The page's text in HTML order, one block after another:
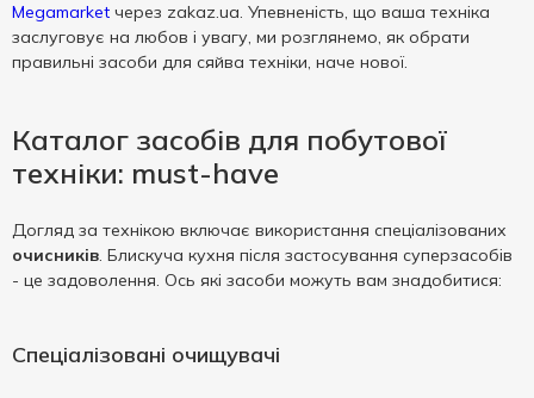
Megamarket через zakaz.ua. Упевненість, що ваша техніка
заслуговує на любов і увагу, ми розглянемо, як обрати
правильні засоби для сяйва техніки, наче нової.
Каталог засобів для побутової
техніки: must-have
Догляд за технікою включає використання спеціалізованих
очисників. Блискуча кухня після застосування суперзасобів
- це задоволення. Ось які засоби можуть вам знадобитися:
Спеціалізовані очищувачі